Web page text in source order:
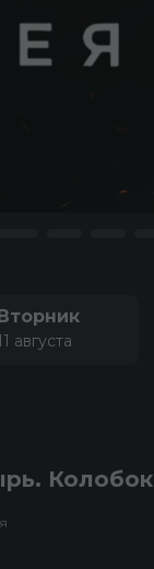
августа
Колобок